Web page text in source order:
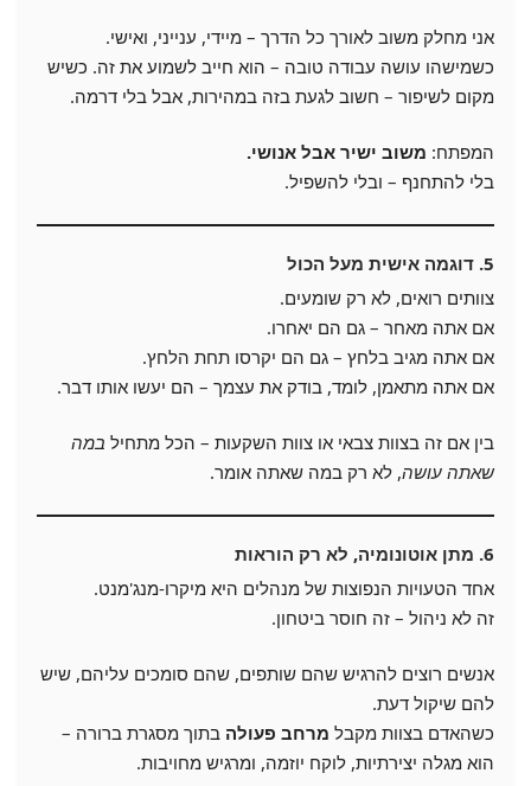
אני מחלק משוב לאורך כל הדרך – מיידי, ענייני, ואישי.
כשמישהו עושה עבודה טובה – הוא חייב לשמוע את זה. כשיש
מקום לשיפור – חשוב לגעת בזה במהירות, אבל בלי דרמה.
המפתח: משוב ישיר אבל אנושי.
בלי להתחנף – ובלי להשפיל.
5. דוגמה אישית מעל הכול
צוותים רואים, לא רק שומעים.
אם אתה מאחר – גם הם יאחרו.
אם אתה מגיב בלחץ – גם הם יקרסו תחת הלחץ.
אם אתה מתאמן, לומד, בודק את עצמך – הם יעשו אותו דבר.
בין אם זה בצוות צבאי או צוות השקעות – הכל מתחיל במה
שאתה עושה, לא רק במה שאתה אומר.
6. מתן אוטונומיה, לא רק הוראות
אחד הטעויות הנפוצות של מנהלים היא מיקרו-מנג'מנט.
זה לא ניהול – זה חוסר ביטחון.
אנשים רוצים להרגיש שהם שותפים, שהם סומכים עליהם, שיש
להם שיקול דעת.
כשהאדם בצוות מקבל מרחב פעולה בתוך מסגרת ברורה –
הוא מגלה יצירתיות, לוקח יוזמה, ומרגיש מחויבות.